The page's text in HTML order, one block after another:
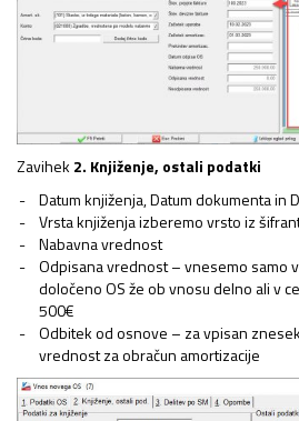
Zavihek 2. Knjiženje, ostali podatki
Datum knjiženja, Datum dokumenta in
Vrsta knjiženja izberemo vrsto iz
Nabavna vrednost
Odpisana vrednost – vnesemo samo
določeno OS že ob vnosu delno ali v
500€
Odbitek od osnove – za vpisan
vrednost za obračun amortizacije